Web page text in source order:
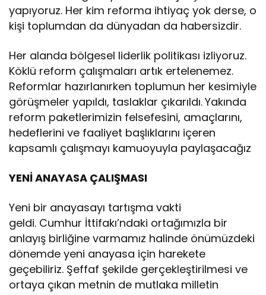
yapıyoruz. Her kim reforma ihtiyaç yok derse, o
kişi toplumdan da dünyadan da habersizdir.
Her alanda bölgesel liderlik politikası izliyoruz.
Köklü reform çalışmaları artık ertelenemez.
Reformlar hazırlanırken toplumun her kesimiyle
görüşmeler yapıldı, taslaklar çıkarıldı.Yakında
reform paketlerimizin felsefesini, amaçlarını,
hedeflerini ve faaliyet başlıklarını içeren
kapsamlı çalışmayı kamuoyuyla paylaşacağız
YENİ ANAYASA ÇALIŞMASI
Yeni bir anayasayı tartışma vakti
geldi. Cumhur İttifakı’ndaki ortağımızla bir
anlayış birliğine varmamız halinde önümüzdeki
dönemde yeni anayasa için harekete
geçebiliriz. Şeffaf şekilde gerçekleştirilmesi ve
ortaya çıkan metnin de mutlaka milletin